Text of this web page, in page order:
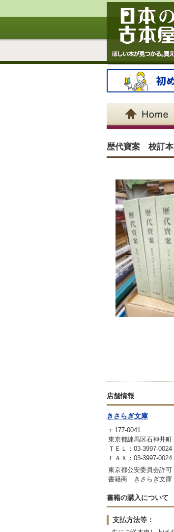
歴代寶案 校訂
店舗情報
きさらぎ文庫
〒177-0041
東京都練馬区石神井
ＴＥＬ：03-3997-0024
ＦＡＸ：03-3997-0024
東京都公安委員会許
書籍商 きさらぎ文庫
書籍の購入について
支払方法等：